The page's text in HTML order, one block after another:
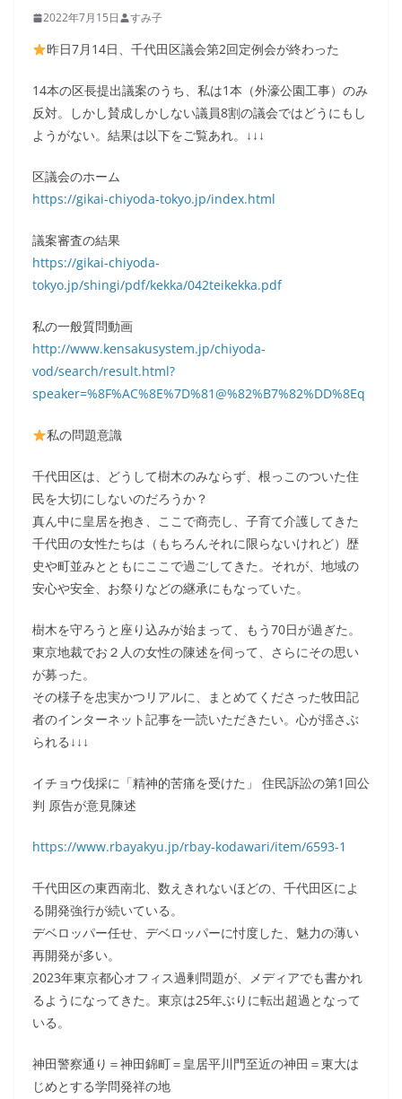
2022年7月15日 すみ子
昨日7月14日、千代田区議会第2回定例会が終わった
14本の区長提出議案のうち、私は1本（外濠公園工事）のみ
反対。しかし賛成しかしない議員8割の議会ではどうにもし
ようがない。結果は以下をご覧あれ。↓↓↓
区議会のホーム
https://gikai-chiyoda-tokyo.jp/index.html
議案審査の結果
https://gikai-chiyoda-
tokyo.jp/shingi/pdf/kekka/042teikekka.pdf
私の一般質問動画
http://www.kensakusystem.jp/chiyoda-
vod/search/result.html?
speaker=%8F%AC%8E%7D%81@%82%B7%82%DD%8Eq
私の問題意識
千代田区は、どうして樹木のみならず、根っこのついた住
民を大切にしないのだろうか？
真ん中に皇居を抱き、ここで商売し、子育て介護してきた
千代田の女性たちは（もちろんそれに限らないけれど）歴
史や町並みとともにここで過ごしてきた。それが、地域の
安心や安全、お祭りなどの継承にもなっていた。
樹木を守ろうと座り込みが始まって、もう70日が過ぎた。
東京地裁でお２人の女性の陳述を伺って、さらにその思い
が募った。
その様子を忠実かつリアルに、まとめてくださった牧田記
者のインターネット記事を一読いただきたい。心が揺さぶ
られる↓↓↓
イチョウ伐採に「精神的苦痛を受けた」 住民訴訟の第1回公
判 原告が意見陳述
https://www.rbayakyu.jp/rbay-kodawari/item/6593-1
千代田区の東西南北、数えきれないほどの、千代田区によ
る開発強行が続いている。
デベロッパー任せ、デベロッパーに忖度した、魅力の薄い
再開発が多い。
2023年東京都心オフィス過剰問題が、メディアでも書かれ
るようになってきた。東京は25年ぶりに転出超過となって
いる。
神田警察通り＝神田錦町＝皇居平川門至近の神田＝東大は
じめとする学問発祥の地